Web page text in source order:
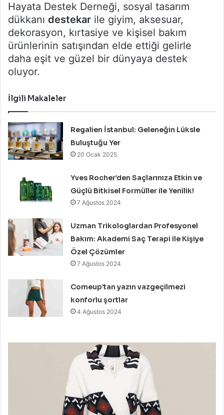
Hayata Destek Derneği, sosyal tasarım
dükkanı destekar ile giyim, aksesuar,
dekorasyon, kırtasiye ve kişisel bakım
ürünlerinin satışından elde ettiği gelirle
daha eşit ve güzel bir dünyaya destek
oluyor.
İlgili Makaleler
Regalien İstanbul: Geleneğin Lüksle
Buluştuğu Yer
20 Ocak 2025
Yves Rocher’den Saçlarınıza Etkin ve
Güçlü Bitkisel Formüller ile Yenilik!
7 Ağustos 2024
Uzman Trikologlardan Profesyonel
Bakım: Akademi Saç Terapi ile Kişiye
Özel Çözümler
7 Ağustos 2024
Comeup’tan yazın vazgeçilmezi
konforlu şortlar
4 Ağustos 2024